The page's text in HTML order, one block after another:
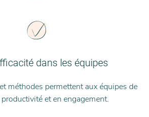
dans les équipes
méthodes permettent aux équipes de
et en engagement.